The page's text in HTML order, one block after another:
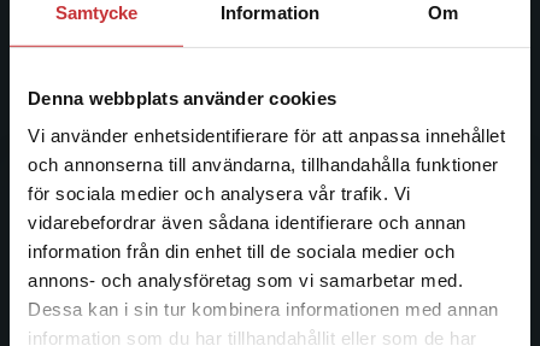
Samtycke Information Om
Denna webbplats använder cookies
Vi använder enhetsidentifierare för att anpassa innehållet
och annonserna till användarna, tillhandahålla funktioner
för sociala medier och analysera vår trafik. Vi
vidarebefordrar även sådana identifierare och annan
information från din enhet till de sociala medier och
annons- och analysföretag som vi samarbetar med.
Dessa kan i sin tur kombinera informationen med annan
information som du har tillhandahållit eller som de har
Begränsad fraktregion
Studentlitteratur grundades 1963 och är idag Sveriges
facklitteratur, utbildningar och digitala
längs hela kunskapsresan.
Kontakta oss
Kontakta oss
046-31 20 00